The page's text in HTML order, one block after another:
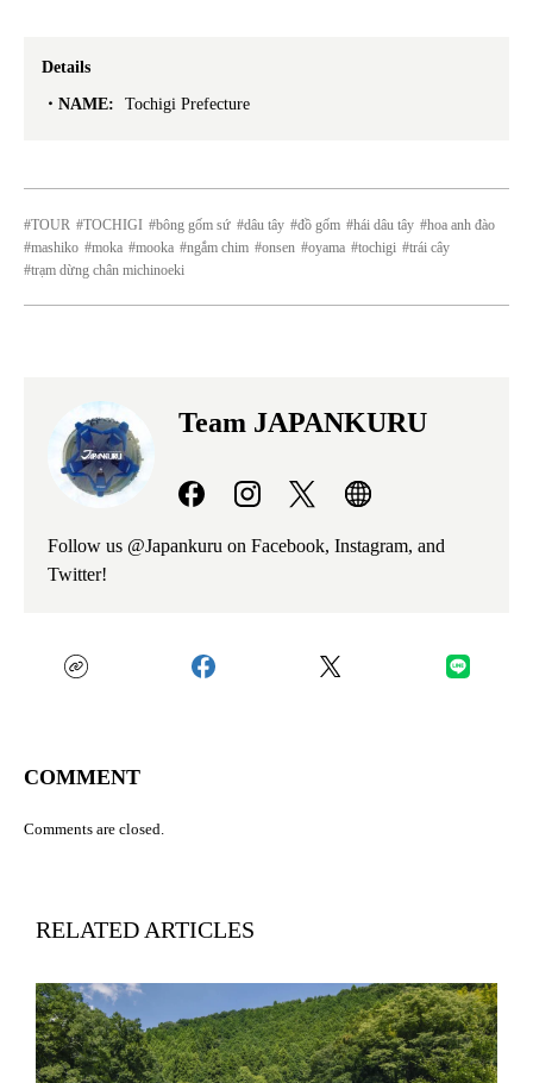
Details
NAME: Tochigi Prefecture
TOUR TOCHIGI bông gốm sứ dâu tây đồ gốm hái dâu tây
hoa anh đào
mashiko
moka mooka ngắm chim onsen oyama tochigi
trái cây
trạm dừng chân michinoeki
Team JAPANKURU
Follow us @Japankuru on Facebook, Instagram, and
Twitter!
COMMENT
Comments are closed.
RELATED ARTICLES